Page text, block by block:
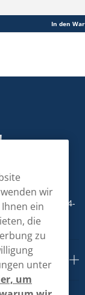
In den
19 Uhr (Pause 14-
wir
ein
die
zu
unter
um